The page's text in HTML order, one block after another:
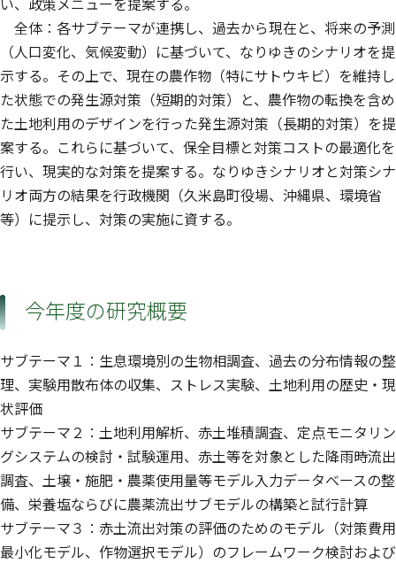
全体：各サブテーマが連携し、過去から現在と、将来の予測
（人口変化、気候変動）に基づいて、なりゆきのシナリオを提
示する。その上で、現在の農作物（特にサトウキビ）を維持し
た状態での発生源対策（短期的対策）と、農作物の転換を含め
た土地利用のデザインを行った発生源対策（長期的対策）を提
案する。これらに基づいて、保全目標と対策コストの最適化を
行い、現実的な対策を提案する。なりゆきシナリオと対策シナ
リオ両方の結果を行政機関（久米島町役場、沖縄県、環境省
等）に提示し、対策の実施に資する。
今年度の研究概要
サブテーマ１：生息環境別の生物相調査、過去の分布情報の整
理、実験用散布体の収集、ストレス実験、土地利用の歴史・現
状評価
サブテーマ２：土地利用解析、赤土堆積調査、定点モニタリン
グシステムの検討・試験運用、赤土等を対象とした降雨時流出
調査、土壌・施肥・農薬使用量等モデル入力データベースの整
備、栄養塩ならびに農薬流出サブモデルの構築と試行計算
サブテーマ３：赤土流出対策の評価のためのモデル（対策費用
最小化モデル、作物選択モデル）のフレームワーク検討および